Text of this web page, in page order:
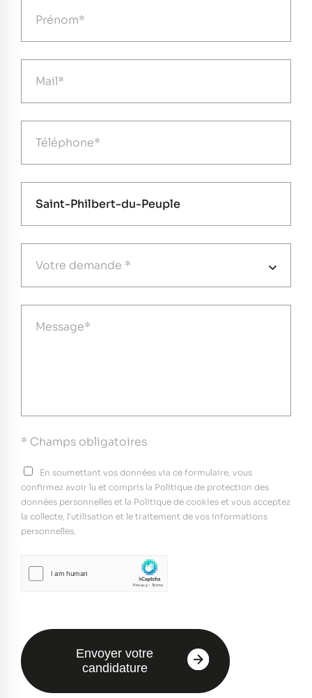
* Champs obligatoires
En soumettant vos données via ce formulaire, vous
confirmez avoir lu et compris la Politique de protection des
données personnelles et la Politique de cookies et vous acceptez
la collecte, l’utilisation et le traitement de vos informations
personnelles.
Envoyer votre
candidature